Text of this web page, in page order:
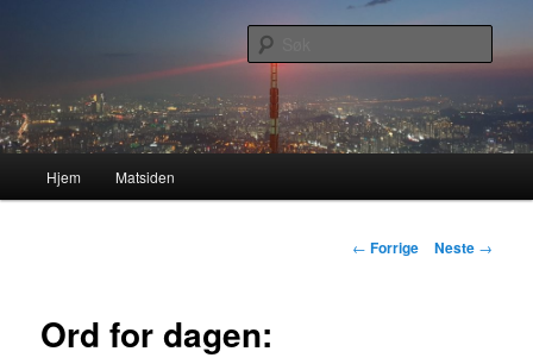
hovedinnholdet
Lasses hjemmeside
Hjem Matsiden
Innleggsnavigasjon
← Forrige Neste →
Ord for dagen: